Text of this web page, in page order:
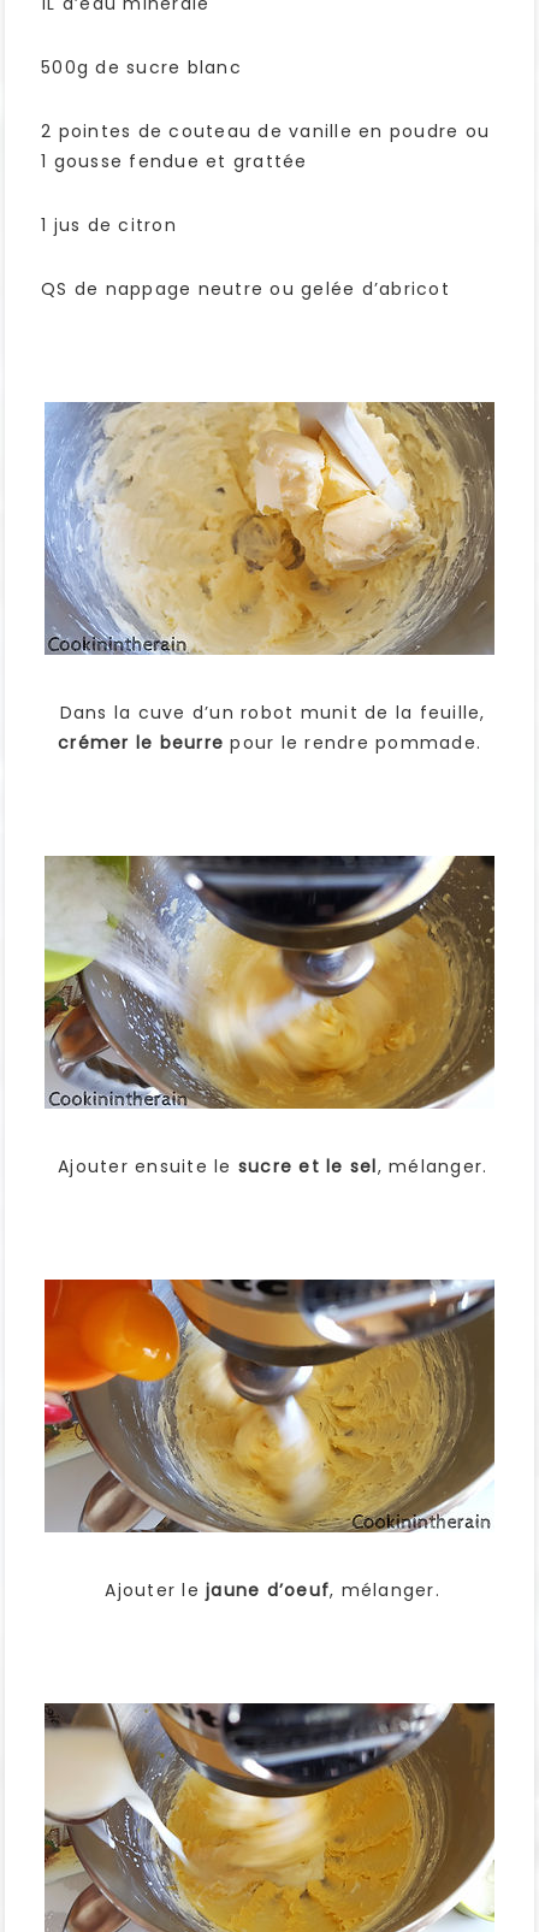
500g de sucre blanc
2 pointes de couteau de vanille en poudre ou
1 gousse fendue et grattée
1 jus de citron
QS de nappage neutre ou gelée d’abricot
Dans la cuve d’un robot munit de la feuille,
crémer le beurre pour le rendre pommade.
Ajouter ensuite le sucre et le sel, mélanger.
Ajouter le jaune d’oeuf, mélanger.